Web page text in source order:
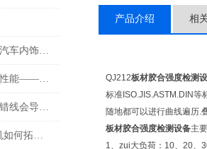
卧式电子剥离试验机在汽车内饰粘合测试中的应用
如何测量水凝胶的力学性能——正确选择测试设备
高低温试验箱压缩机接错线会导致什么后果
20KN胶合板力学试验机如何拓展进行握钉力与胶合强度测试？
产品介绍 相
QJ212板材胶合强度检测
标准ISO.JIS.ASTM.DIN等
随地都可以进行曲线遍历.
板材胶合强度检测设备主
1、zui大负荷：10、20、